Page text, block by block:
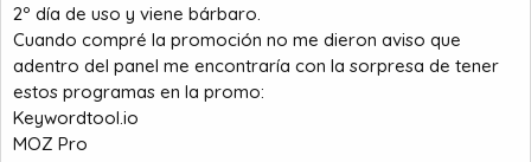
2º día de uso y viene bárbaro.
Cuando compré la promoción no me dieron aviso que
adentro del panel me encontraría con la sorpresa de tener
estos programas en la promo:
Keywordtool.io
MOZ Pro